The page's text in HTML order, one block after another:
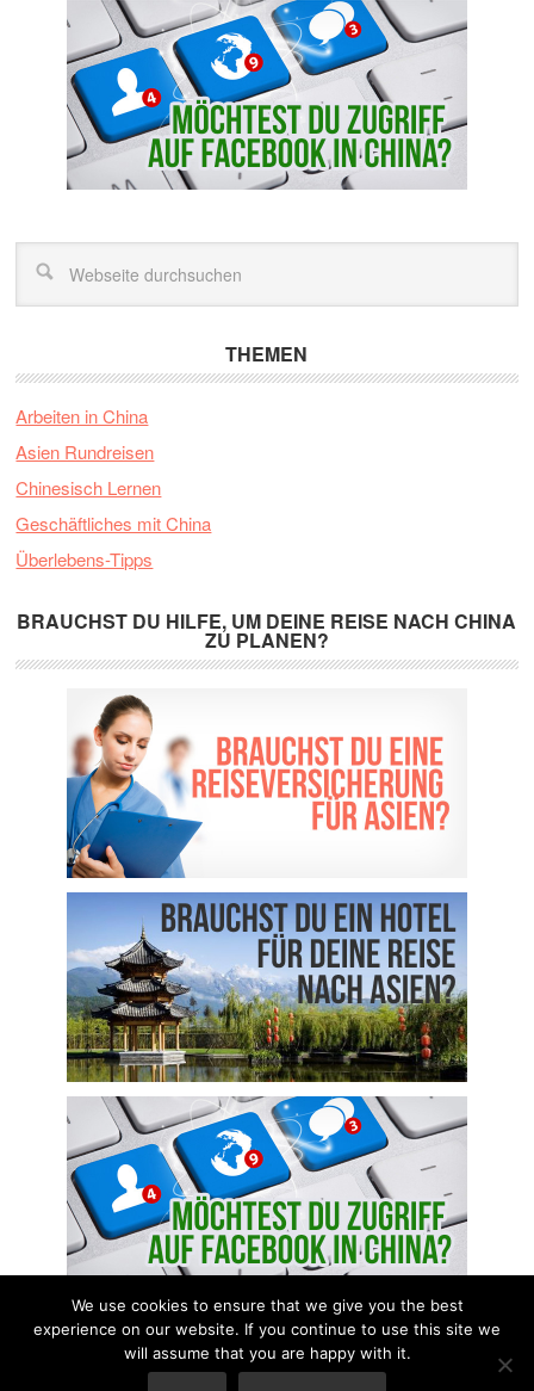
THEMEN
Arbeiten in China
Asien Rundreisen
Chinesisch Lernen
Geschäftliches mit China
Überlebens-Tipps
BRAUCHST DU HILFE, UM DEINE REISE NACH CHINA
ZU PLANEN?
We use cookies to ensure that we give you the best
experience on our website. If you continue to use this site we
will assume that you are happy with it.